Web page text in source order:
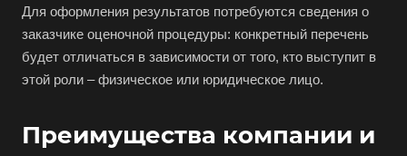
Для оформления результатов потребуются сведения о
заказчике оценочной процедуры: конкретный перечень
будет отличаться в зависимости от того, кто выступит в
этой роли – физическое или юридическое лицо.
Преимущества компании и
Белорецк
Белореченск
Белоярский
Березники